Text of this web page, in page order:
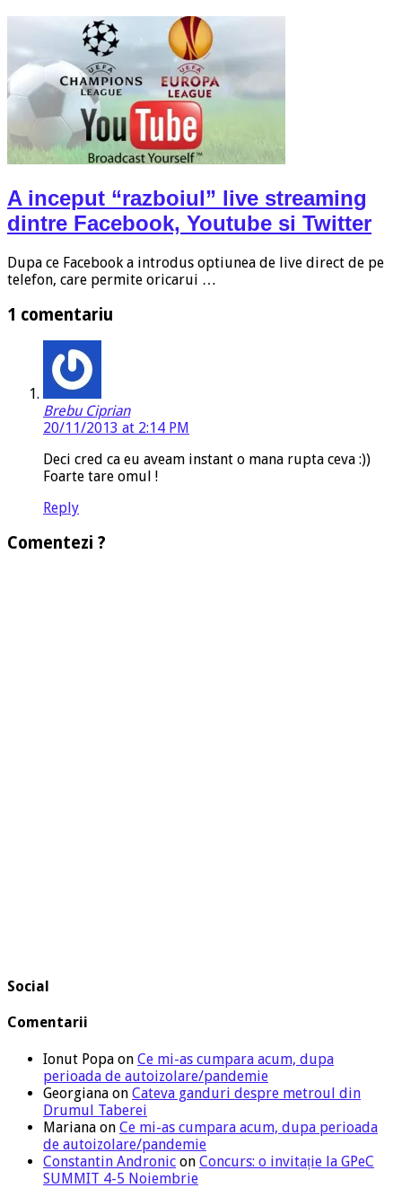
A inceput “razboiul” live streaming
dintre Facebook, Youtube si Twitter
Dupa ce Facebook a introdus optiunea de live direct de pe
telefon, care permite oricarui …
1 comentariu
Brebu Ciprian
20/11/2013 at 2:14 PM
Deci cred ca eu aveam instant o mana rupta ceva :))
Foarte tare omul !
Reply
Comentezi ?
Social
Comentarii
Ionut Popa on Ce mi-as cumpara acum, dupa
perioada de autoizolare/pandemie
Georgiana on Cateva ganduri despre metroul din
Drumul Taberei
Mariana on Ce mi-as cumpara acum, dupa perioada
de autoizolare/pandemie
Constantin Andronic on Concurs: o invitație la GPeC
SUMMIT 4-5 Noiembrie